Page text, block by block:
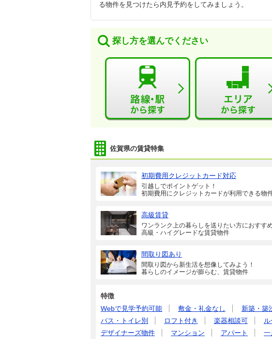
る物件を見つけたら内見予約をしてみましょう。
探し方を選んでください
佐賀県の賃貸特集
初期費用クレジットカード対応
引越しでポイントゲット！
初期費用にクレジットカードが利用できる物
高級賃貸
ワンランク上の暮らしを送りたい方におすす
高級・ハイグレードな賃貸物件
間取り図あり
間取り図から新生活を想像してみよう！
暮らしのイメージが膨らむ、賃貸物件
特徴
Webで見学予約可能
敷金・礼金なし 新築・築
バス・トイレ別
ロフト付き 楽器相談可
デザイナーズ物件
マンション アパート 一